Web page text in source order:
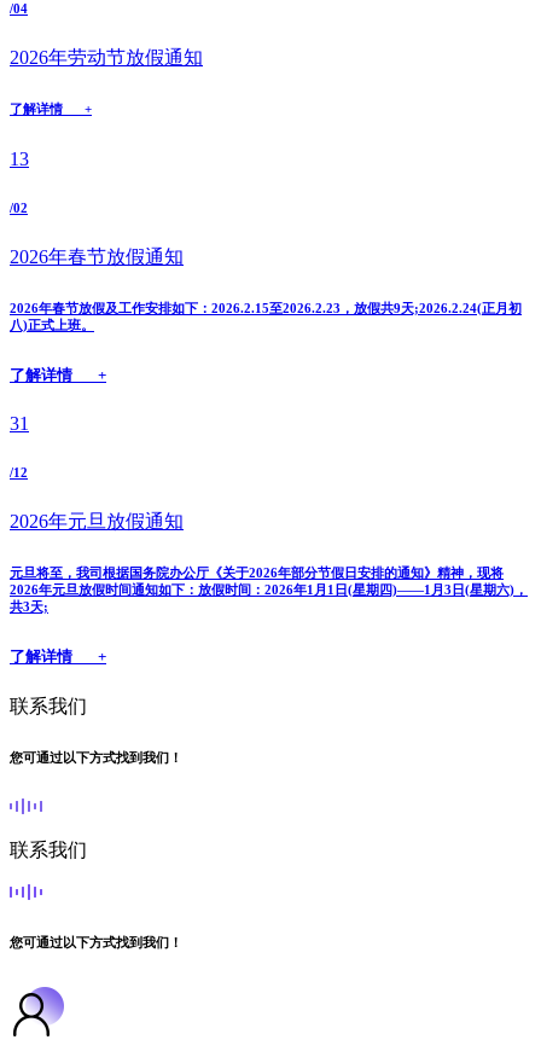
/04
2026年劳动节放假通知
了解详情 +
13
/02
2026年春节放假通知
2026年春节放假及工作安排如下：2026.2.15至2026.2.23，放假共9天;2026.2.24(正月初
八)正式上班。
了解详情 +
31
/12
2026年元旦放假通知
元旦将至，我司根据国务院办公厅《关于2026年部分节假日安排的通知》精神，现将
2026年元旦放假时间通知如下：放假时间：2026年1月1日(星期四)——1月3日(星期六)，
共3天;
了解详情 +
联系我们
您可通过以下方式找到我们！
联系我们
您可通过以下方式找到我们！